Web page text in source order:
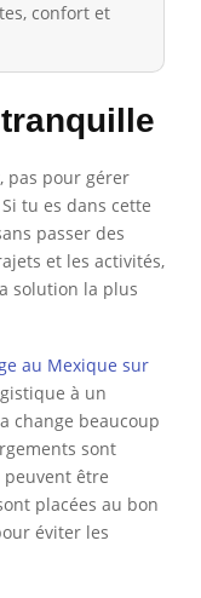
confort et
pas pour gérer
tu es dans cette
passer des
et les activités,
solution la plus
au Mexique sur
à un
change beaucoup
sont
peuvent être
placées au bon
éviter les